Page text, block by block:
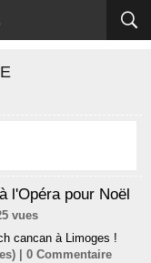
l'Opéra pour Noël
vues
cancan à Limoges !
|0 Commentaire